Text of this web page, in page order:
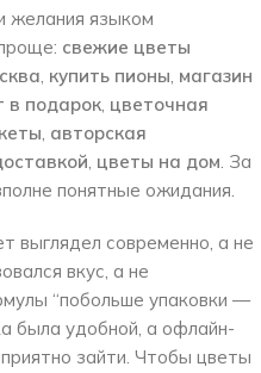
желания языком
свежие цветы
, купить пионы, магазин
в подарок, цветочная
, авторская
, цветы на дом. За
понятные ожидания.
выглядел современно, а не
вкус, а не
“побольше упаковки —
была удобной, а офлайн-
зайти. Чтобы цветы